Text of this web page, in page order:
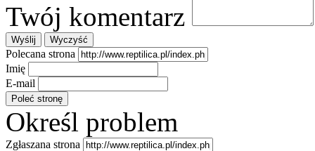
Twój komentarz
Polecana strona
Imię
E-mail
Określ problem
Zgłaszana strona